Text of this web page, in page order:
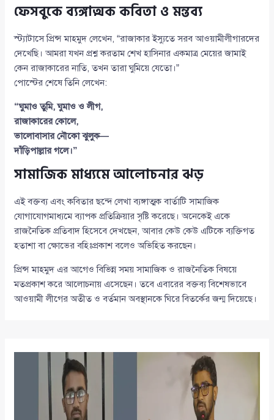
ফেসবুকে ব্যঙ্গাত্মক কবিতা ও মন্তব্য
স্ট্যাটাসে প্রিন্স মাহমুদ লেখেন, “রাজাকার ইস্যুতে সরব আওয়ামীলীগারদের
দেখেছি। আমরা যখন প্রশ্ন করতাম শেখ হাসিনার একমাত্র মেয়ের জামাই
কেন রাজাকারের নাতি, তখন তারা ঘুমিয়ে যেতো।”
পোস্টের শেষে তিনি লেখেন:
“ঘুমাও তুমি, ঘুমাও ও লীগ,
রাজাকারের কোলে,
ভালোবাসার নৌকো ঝুলুক—
দাঁড়িপাল্লার গলে।”
সামাজিক মাধ্যমে আলোচনার ঝড়
এই বক্তব্য এবং কবিতার ছন্দে লেখা ব্যঙ্গাত্মক বার্তাটি সামাজিক
যোগাযোগমাধ্যমে ব্যাপক প্রতিক্রিয়ার সৃষ্টি করেছে। অনেকেই একে
রাজনৈতিক প্রতিবাদ হিসেবে দেখছেন, আবার কেউ কেউ এটিকে ব্যক্তিগত
হতাশা বা ক্ষোভের বহিঃপ্রকাশ বলেও অভিহিত করছেন।
প্রিন্স মাহমুদ এর আগেও বিভিন্ন সময় সামাজিক ও রাজনৈতিক বিষয়ে
মতপ্রকাশ করে আলোচনায় এসেছেন। তবে এবারের বক্তব্য বিশেষভাবে
আওয়ামী লীগের অতীত ও বর্তমান অবস্থানকে ঘিরে বিতর্কের জন্ম দিয়েছে।